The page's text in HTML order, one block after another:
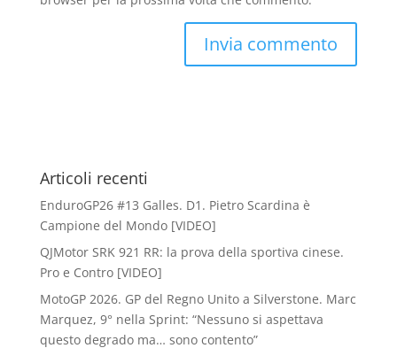
Articoli recenti
EnduroGP26 #13 Galles. D1. Pietro Scardina è
Campione del Mondo [VIDEO]
QJMotor SRK 921 RR: la prova della sportiva cinese.
Pro e Contro [VIDEO]
MotoGP 2026. GP del Regno Unito a Silverstone. Marc
Marquez, 9° nella Sprint: “Nessuno si aspettava
questo degrado ma… sono contento”